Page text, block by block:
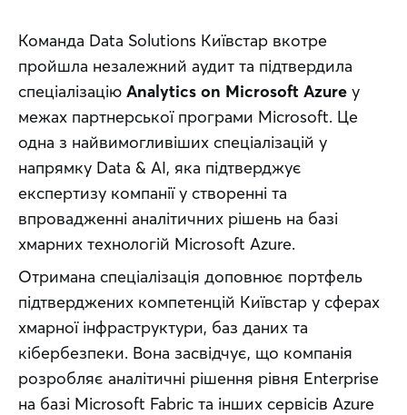
Команда Data Solutions Київстар вкотре
пройшла незалежний аудит та підтвердила
спеціалізацію Analytics on Microsoft Azure у
межах партнерської програми Microsoft. Це
одна з найвимогливіших спеціалізацій у
напрямку Data & AI, яка підтверджує
експертизу компанії у створенні та
впровадженні аналітичних рішень на базі
хмарних технологій Microsoft Azure.
Отримана спеціалізація доповнює портфель
підтверджених компетенцій Київстар у сферах
хмарної інфраструктури, баз даних та
кібербезпеки. Вона засвідчує, що компанія
розробляє аналітичні рішення рівня Enterprise
на базі Microsoft Fabric та інших сервісів Azure